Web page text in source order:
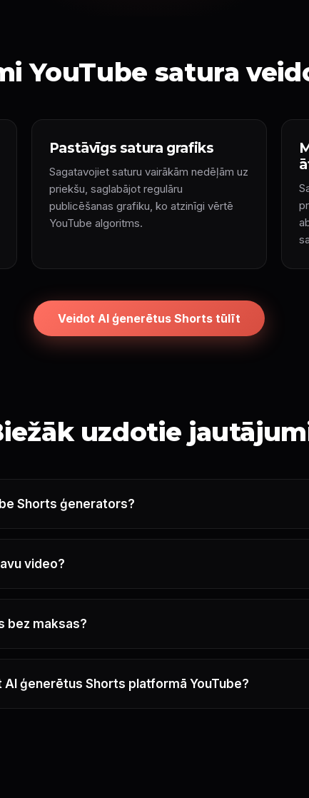
YouTube satura
Pastāvīgs satura grafiks
Sagatavojiet saturu vairākām nedēļām uz
priekšu, saglabājot regulāru
publicēšanas grafiku, ko atzinīgi vērtē
YouTube algoritms.
Veidot AI ģenerētus Shorts tūlīt
uzdotie
Shorts ģenerators?
video?
bez maksas?
ģenerētus Shorts platformā YouTube?